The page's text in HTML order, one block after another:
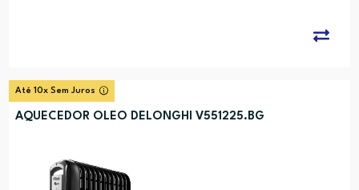
Até 10x Sem Juros
AQUECEDOR OLEO DELONGHI V551225.BG